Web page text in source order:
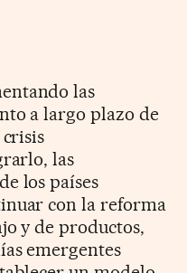
las
a largo plazo de
las
los países
con la reforma
y de productos,
emergentes